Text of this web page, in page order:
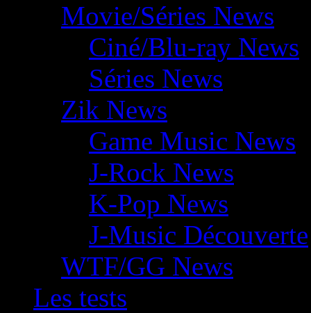
Movie/Séries News
Ciné/Blu-ray News
Séries News
Zik News
Game Music News
J-Rock News
K-Pop News
J-Music Découverte
WTF/GG News
Les tests